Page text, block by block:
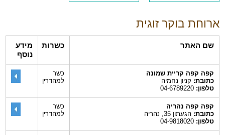
ארוחת בוקר זוגית
שם האתר כשרות
מידע
נוסף
קפה קפה קריית שמונה
כתובת:קניון נחמיה
טלפון:04-6789220
כשר
למהדרין
קפה קפה נהריה
כתובת:הגעתון 35, נהריה
טלפון:04-9818020
כשר
למהדרין